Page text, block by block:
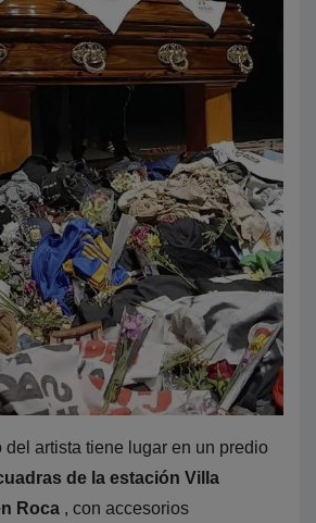
del artista tiene lugar en un predio
de la estación Villa
Roca , con accesorios